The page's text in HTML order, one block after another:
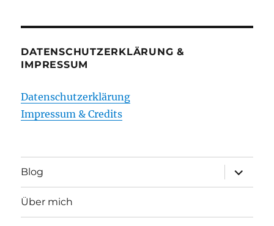
DATENSCHUTZERKLÄRUNG &
IMPRESSUM
Datenschutzerklärung
Impressum & Credits
Blog
öffnen
Über mich